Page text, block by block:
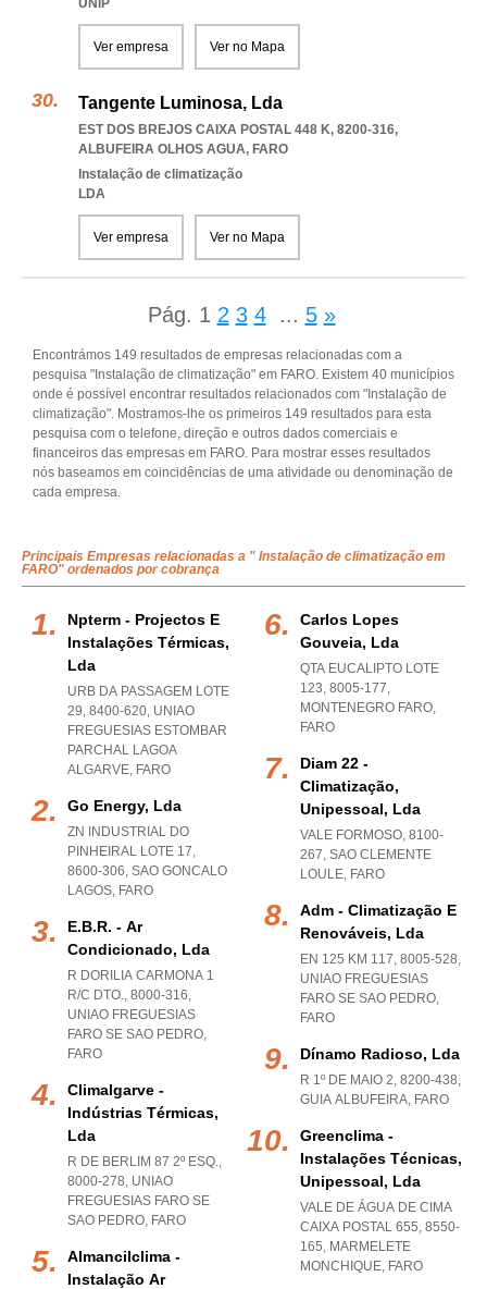
UNIP
Ver empresa Ver no Mapa
Tangente Luminosa, Lda
EST DOS BREJOS CAIXA POSTAL 448 K, 8200-316,
ALBUFEIRA OLHOS AGUA, FARO
Instalação de climatização
LDA
Ver empresa Ver no Mapa
Pág. 1 2 3 4 ... 5 »
Encontrámos 149 resultados de empresas relacionadas com a
pesquisa "Instalação de climatização" em FARO. Existem 40 municípios
onde é possível encontrar resultados relacionados com "Instalação de
climatização". Mostramos-lhe os primeiros 149 resultados para esta
pesquisa com o telefone, direção e outros dados comerciais e
financeiros das empresas em FARO. Para mostrar esses resultados
nós baseamos em coincidências de uma atividade ou denominação de
cada empresa.
Principais Empresas relacionadas a " Instalação de climatização em
FARO" ordenados por cobrança
Npterm - Projectos E
Instalações Térmicas,
Lda
URB DA PASSAGEM LOTE
29, 8400-620, UNIAO
FREGUESIAS ESTOMBAR
PARCHAL LAGOA
ALGARVE, FARO
Go Energy, Lda
ZN INDUSTRIAL DO
PINHEIRAL LOTE 17,
8600-306, SAO GONCALO
LAGOS, FARO
E.b.r. - Ar
Condicionado, Lda
R DORILIA CARMONA 1
R/C DTO., 8000-316,
UNIAO FREGUESIAS
FARO SE SAO PEDRO,
FARO
Climalgarve -
Indústrias Térmicas,
Lda
R DE BERLIM 87 2º ESQ.,
8000-278, UNIAO
FREGUESIAS FARO SE
SAO PEDRO, FARO
Almancilclima -
Instalação Ar
Carlos Lopes
Gouveia, Lda
QTA EUCALIPTO LOTE
123, 8005-177,
MONTENEGRO FARO,
FARO
Diam 22 -
Climatização,
Unipessoal, Lda
VALE FORMOSO, 8100-
267, SAO CLEMENTE
LOULE, FARO
Adm - Climatização E
Renováveis, Lda
EN 125 KM 117, 8005-528,
UNIAO FREGUESIAS
FARO SE SAO PEDRO,
FARO
Dínamo Radioso, Lda
R 1º DE MAIO 2, 8200-438,
GUIA ALBUFEIRA, FARO
Greenclima -
Instalações Técnicas,
Unipessoal, Lda
VALE DE ÁGUA DE CIMA
CAIXA POSTAL 655, 8550-
165, MARMELETE
MONCHIQUE, FARO